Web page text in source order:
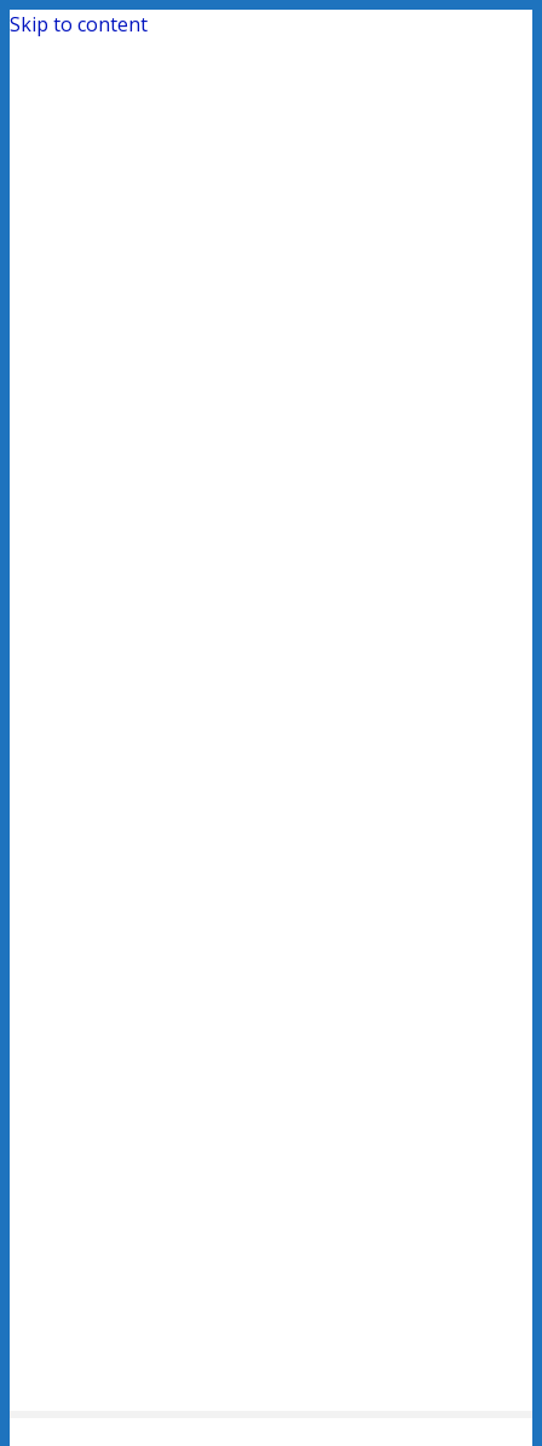
Skip to content